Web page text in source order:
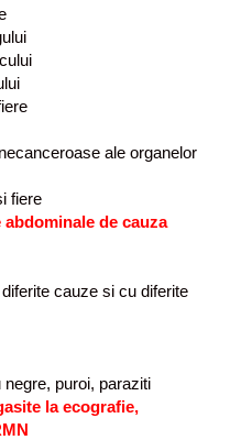
ale organelor
fiere
de cauza
cauze si cu diferite
puroi, paraziti
la ecografie,